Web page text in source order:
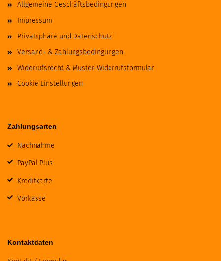
Allgemeine Geschäftsbedingungen
Impressum
Privatsphäre und Datenschutz
Versand- & Zahlungsbedingungen
Widerrufsrecht & Muster-Widerrufsformular
Cookie Einstellungen
Zahlungsarten
Nachnahme
PayPal Plus
Kreditkarte
Vorkasse
Kontaktdaten